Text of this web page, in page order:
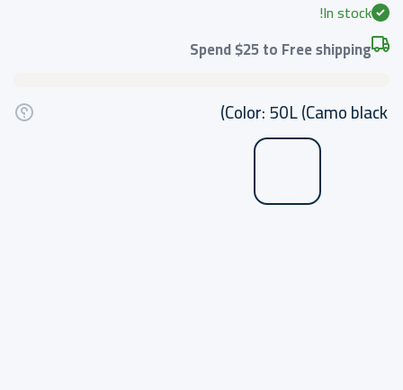
In stock!
Spend$25to Free shipping
Color:50L (Camo black)